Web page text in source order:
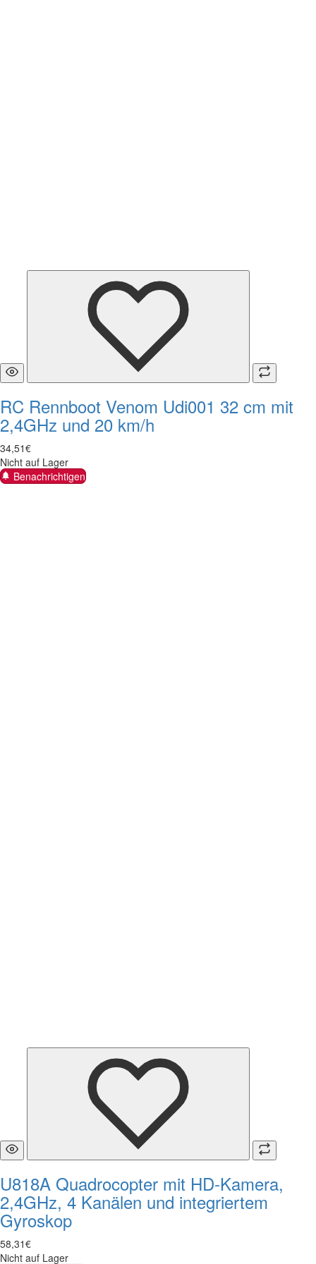
RC Rennboot Venom Udi001 32 cm mit
2,4GHz und 20 km/h
34,51€
Nicht auf Lager
Benachrichtigen
U818A Quadrocopter mit HD-Kamera,
2,4GHz, 4 Kanälen und integriertem
Gyroskop
58,31€
Nicht auf Lager